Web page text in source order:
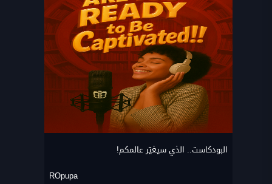
البودكاست.. الذي سيغيّر عالمكم!
ROpupa